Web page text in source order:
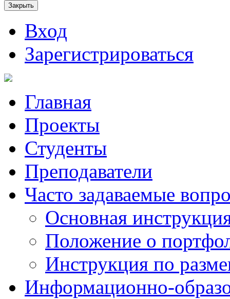
Закрыть
Вход
Зарегистрироваться
Главная
Проекты
Студенты
Преподаватели
Часто задаваемые
Основная
Положение о
Инструкция по
Информационно-